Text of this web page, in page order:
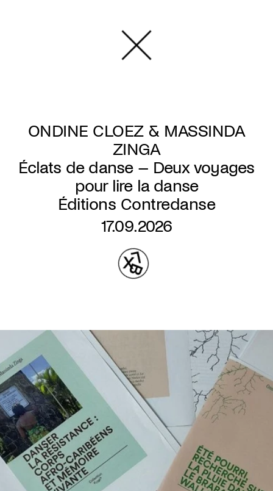
ONDINE CLOEZ & MASSINDA
ZINGA
Éclats de danse – Deux voyages
pour lire la danse
Éditions Contredanse
17.09.2026